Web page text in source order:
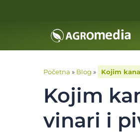
Početna » Blog » Kojim
Kojim
vinari i